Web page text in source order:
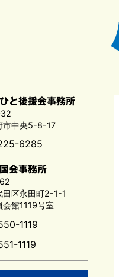
と後援会事務所
市中央5-8-17
6285
会事務所
田区永田町2-1-1
館1119号室
1119
1119